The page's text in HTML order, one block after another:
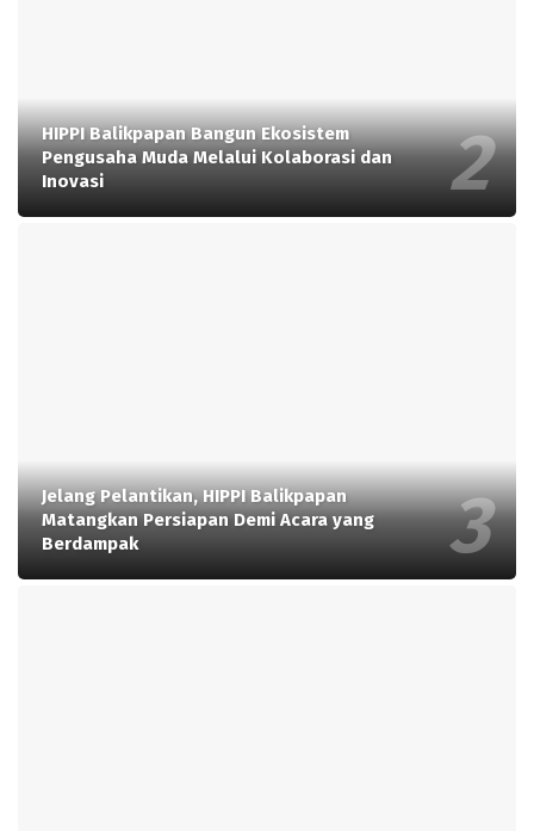
HIPPI Balikpapan Bangun Ekosistem
Pengusaha Muda Melalui Kolaborasi dan
Inovasi
Jelang Pelantikan, HIPPI Balikpapan
Matangkan Persiapan Demi Acara yang
Berdampak